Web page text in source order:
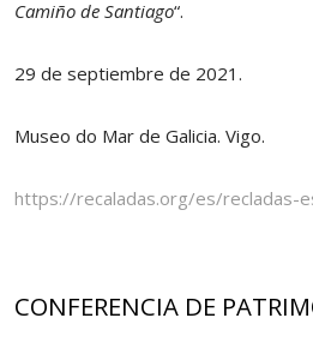
Camiño de Santiago“.
29 de septiembre de 2021.
Museo do Mar de Galicia. Vigo.
https://recaladas.org/es/recladas-
CONFERENCIA DE